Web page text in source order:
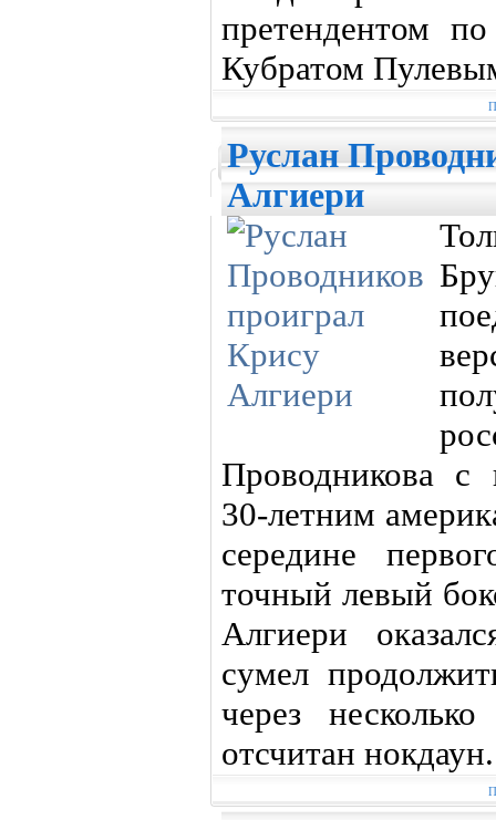
претендентом
Кубратом
Руслан
Алгиери
Проводникова
30-летним
середине
точный левый
Алгиери
сумел
через
отсчитан нокдаун.